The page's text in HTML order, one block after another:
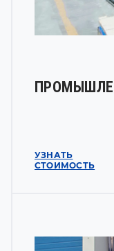
УЗНАТЬ
СТОИМОСТЬ